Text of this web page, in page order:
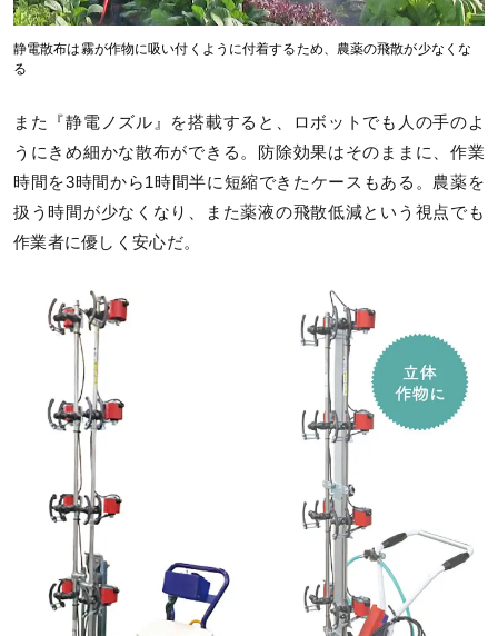
静電散布は霧が作物に吸い付くように付着するため、農薬の飛散が少なくな
る
また『静電ノズル』を搭載すると、ロボットでも人の手のよ
うにきめ細かな散布ができる。防除効果はそのままに、作業
時間を3時間から1時間半に短縮できたケースもある。農薬を
扱う時間が少なくなり、また薬液の飛散低減という視点でも
作業者に優しく安心だ。